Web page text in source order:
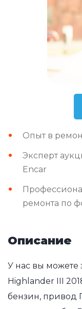
Опыт в
Эксперт
Encar
ремонта по
Описание
У нас вы можете
Highlander III
бензин, привод